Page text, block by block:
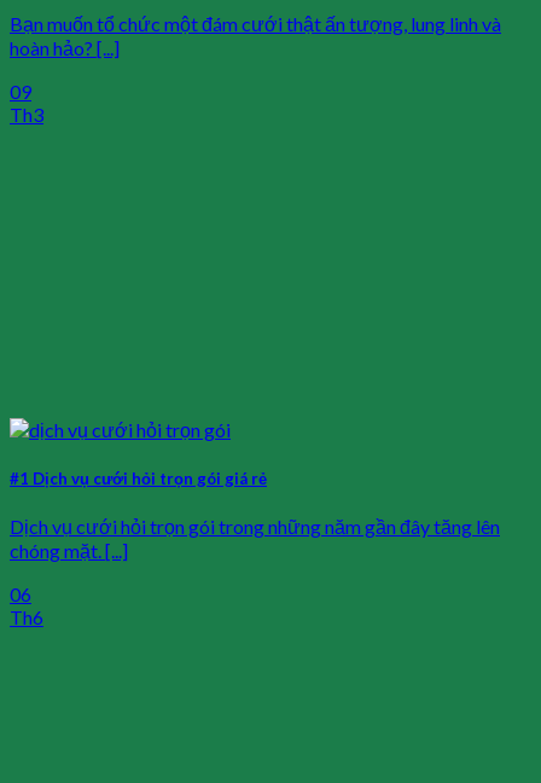
Bạn muốn tổ chức một đám cưới thật ấn tượng, lung linh và
hoàn hảo? [...]
09
Th3
#1 Dịch vụ cưới hỏi trọn gói giá rẻ
Dịch vụ cưới hỏi trọn gói trong những năm gần đây tăng lên
chóng mặt. [...]
06
Th6